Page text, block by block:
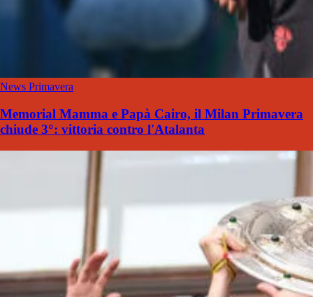
News Primavera
Memorial Mamma e Papà Cairo, il Milan Primavera
chiude 3°: vittoria contro l'Atalanta